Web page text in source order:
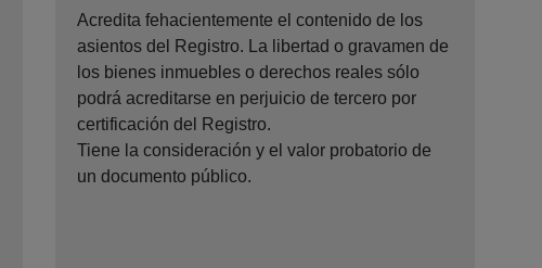
Acredita fehacientemente el contenido de los
asientos del Registro. La libertad o gravamen de
los bienes inmuebles o derechos reales sólo
podrá acreditarse en perjuicio de tercero por
certificación del Registro.
Tiene la consideración y el valor probatorio de
un documento público.